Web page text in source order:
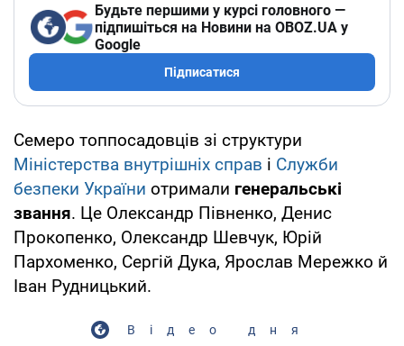
Будьте першими у курсі головного —
підпишіться на Новини на OBOZ.UA у
Google
Підписатися
Семеро топпосадовців зі структури
Міністерства внутрішніх справ і Служби
безпеки України отримали генеральські
звання. Це Олександр Півненко, Денис
Прокопенко, Олександр Шевчук, Юрій
Пархоменко, Сергій Дука, Ярослав Мережко й
Іван Рудницький.
Відео дня